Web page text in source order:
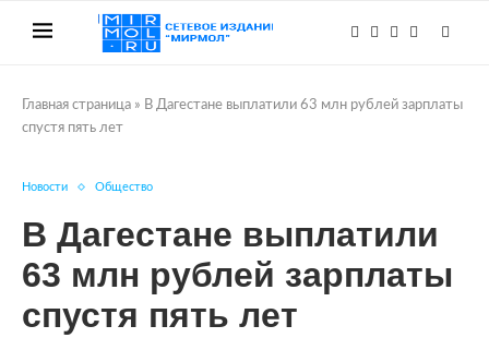
Главная страница » В Дагестане выплатили 63 млн рублей зарплаты
спустя пять лет
Новости Общество
В Дагестане выплатили
63 млн рублей зарплаты
спустя пять лет